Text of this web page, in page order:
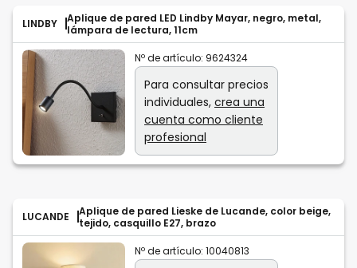
LINDBY
Aplique de pared LED Lindby Mayar, negro, metal,
lámpara de lectura, 11cm
Nº de artículo: 9624324
Para consultar precios
individuales, crea una
cuenta como cliente
profesional
LUCANDE
Aplique de pared Lieske de Lucande, color beige,
tejido, casquillo E27, brazo
Nº de artículo: 10040813